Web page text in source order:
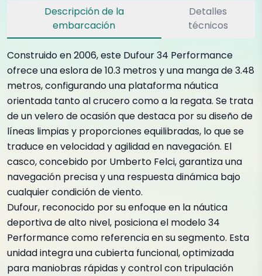
Descripción de la
embarcación
Detalles
técnicos
Construido en 2006, este Dufour 34 Performance
ofrece una eslora de 10.3 metros y una manga de 3.48
metros, configurando una plataforma náutica
orientada tanto al crucero como a la regata. Se trata
de un velero de ocasión que destaca por su diseño de
líneas limpias y proporciones equilibradas, lo que se
traduce en velocidad y agilidad en navegación. El
casco, concebido por Umberto Felci, garantiza una
navegación precisa y una respuesta dinámica bajo
cualquier condición de viento.
Dufour, reconocido por su enfoque en la náutica
deportiva de alto nivel, posiciona el modelo 34
Performance como referencia en su segmento. Esta
unidad integra una cubierta funcional, optimizada
para maniobras rápidas y control con tripulación